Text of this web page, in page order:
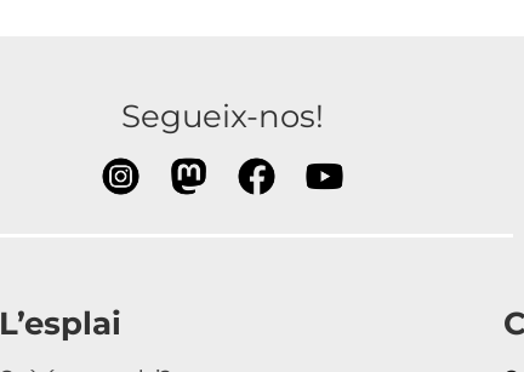
Segueix-nos!
L’esplai